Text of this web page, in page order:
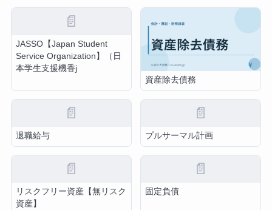
📄
JASSO【Japan Student
Service Organization】（日
本学生支援機香j
資産除去債務
📄
退職給与
📄
プルサーマル計画
📄
リスクフリー資産【無リスク
資産】
📄
固定負債